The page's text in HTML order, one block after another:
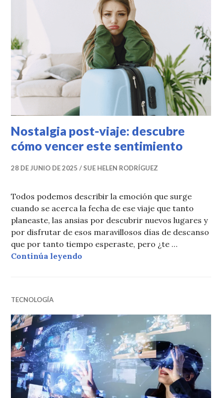
Nostalgia post-viaje: descubre
cómo vencer este sentimiento
28 DE JUNIO DE 2025 SUE HELEN RODRÍGUEZ
Todos podemos describir la emoción que surge
cuando se acerca la fecha de ese viaje que tanto
planeaste, las ansias por descubrir nuevos lugares y
por disfrutar de esos maravillosos días de descanso
que por tanto tiempo esperaste, pero ¿te …
Continúa leyendo
TECNOLOGÍA